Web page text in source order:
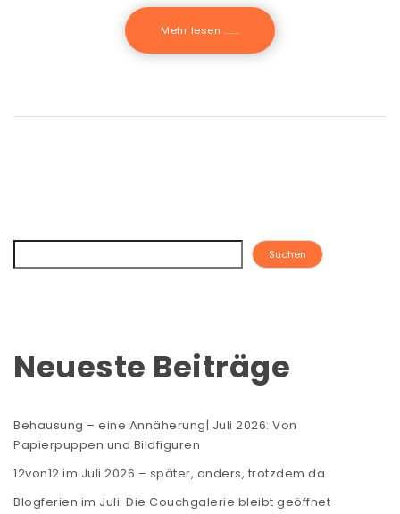
Mehr lesen .......
Suchen
Neueste Beiträge
Behausung – eine Annäherung| Juli 2026: Von
Papierpuppen und Bildfiguren
12von12 im Juli 2026 – später, anders, trotzdem da
Blogferien im Juli: Die Couchgalerie bleibt geöffnet